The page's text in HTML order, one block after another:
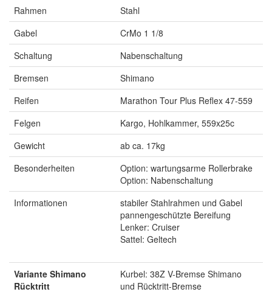
Rahmen
Stahl
Gabel
CrMo 1 1/8
Schaltung
Nabenschaltung
Bremsen
Shimano
Reifen
Marathon Tour Plus Reflex 47-559
Felgen
Kargo, Hohlkammer, 559x25c
Gewicht
ab ca. 17kg
Besonderheiten
Option: wartungsarme Rollerbrake
Option: Nabenschaltung
Informationen
stabiler Stahlrahmen und Gabel
pannengeschützte Bereifung
Lenker: Cruiser
Sattel: Geltech
Variante Shimano
Rücktritt
Kurbel: 38Z V-Bremse Shimano
und Rücktritt-Bremse